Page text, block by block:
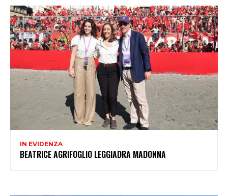
IN EVIDENZA
BEATRICE AGRIFOGLIO LEGGIADRA MADONNA